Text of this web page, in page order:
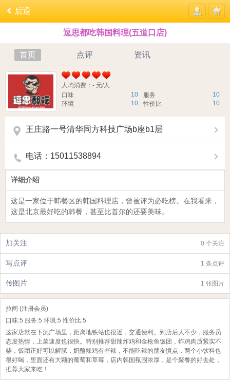
后退
逗思都吃韩国料理(五道口店)
首页 点评 资讯
人均消费：- 元/人
10
口味 10
服务
10
环境 10
性价比
王庄路一号清华同方科技广场b座b1层
电话：15011538894
详细介绍
这是一家位于韩餐区的韩国料理店，曾被评为必吃榜。在我看来，
这是北京最好吃的韩餐，甚至比首尔的还要美味。
0 个关注
加关注
1 条点评
写点评
1 张图片
传图片
拉闸 (注册会员)
口味:5 服务:5 环境:5 性价比:5
这家店就在下沉广场里，距离地铁站也很近，交通便利。到店后人不少，服务员
态度热情，上菜速度也很快。特别推荐甜辣炸鸡和金枪鱼饭团，炸鸡肉质紧实不
柴，饭团正好可以解腻，奶酪辣鸡有些辣，不能吃辣的朋友慎点，两个小饮料也
很好喝，里面还有大颗的葡萄和草莓，店内韩国氛围浓厚，是个聚餐的好去处，
推荐大家来吃！